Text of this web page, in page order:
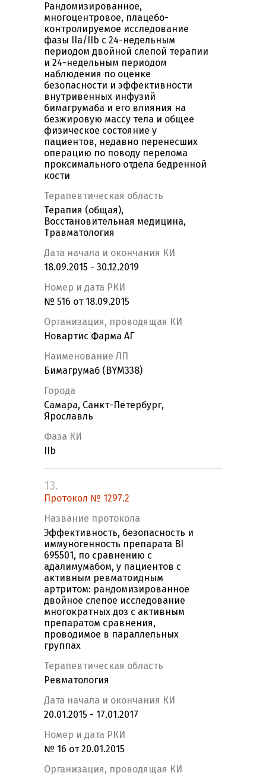
Рандомизированное,
многоцентровое, плацебо-
контролируемое исследование
фазы IIa/IIb с 24-недельным
периодом двойной слепой терапии
и 24-недельным периодом
наблюдения по оценке
безопасности и эффективности
внутривенных инфузий
бимагрумаба и его влияния на
безжировую массу тела и общее
физическое состояние у
пациентов, недавно перенесших
операцию по поводу перелома
проксимального отдела бедренной
кости
Терапевтическая область
Терапия (общая),
Восстановительная медицина,
Травматология
Дата начала и окончания КИ
18.09.2015 - 30.12.2019
Номер и дата РКИ
№ 516 от 18.09.2015
Организация, проводящая КИ
Новартис Фарма АГ
Наименование ЛП
Бимагрумаб (BYM338)
Города
Самара, Санкт-Петербург,
Ярославль
Фаза КИ
IIb
13.
Протокол № 1297.2
Название протокола
Эффективность, безопасность и
иммуногенность препарата BI
695501, по сравнению с
адалимумабом, у пациентов с
активным ревматоидным
артритом: рандомизированное
двойное слепое исследование
многократных доз с активным
препаратом сравнения,
проводимое в параллельных
группах
Терапевтическая область
Ревматология
Дата начала и окончания КИ
20.01.2015 - 17.01.2017
Номер и дата РКИ
№ 16 от 20.01.2015
Организация, проводящая КИ